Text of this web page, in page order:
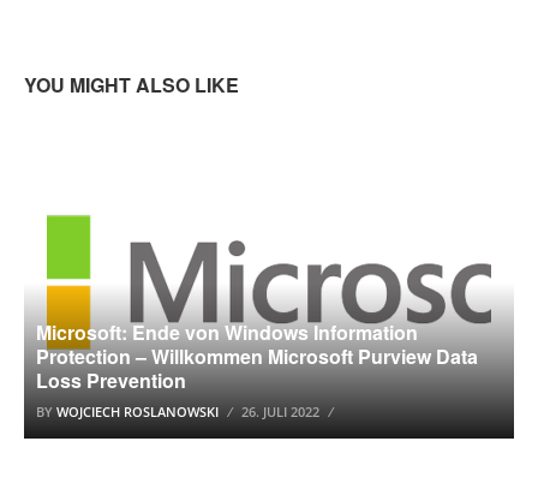
YOU MIGHT ALSO LIKE
Microsoft: Ende von Windows Information
Protection – Willkommen Microsoft Purview Data
Loss Prevention
BY WOJCIECH ROSLANOWSKI 26. JULI 2022